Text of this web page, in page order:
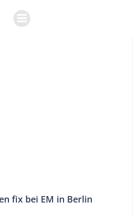
Inhalt
springen
fix bei EM in Berlin